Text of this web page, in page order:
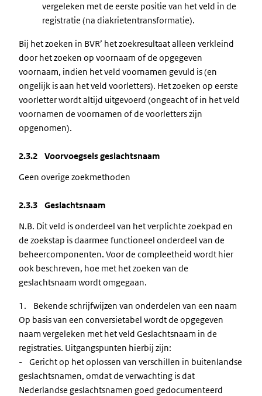
vergeleken met de eerste positie van het veld in de
registratie (na diakrietentransformatie).
Bij het zoeken in BVR’ het zoekresultaat alleen verkleind
door het zoeken op voornaam of de opgegeven
voornaam, indien het veld voornamen gevuld is (en
ongelijk is aan het veld voorletters). Het zoeken op eerste
voorletter wordt altijd uitgevoerd (ongeacht of in het veld
voornamen de voornamen of de voorletters zijn
opgenomen).
2.3.2 Voorvoegsels geslachtsnaam
Geen overige zoekmethoden
2.3.3 Geslachtsnaam
N.B. Dit veld is onderdeel van het verplichte zoekpad en
de zoekstap is daarmee functioneel onderdeel van de
beheercomponenten. Voor de compleetheid wordt hier
ook beschreven, hoe met het zoeken van de
geslachtsnaam wordt omgegaan.
1. Bekende schrijfwijzen van onderdelen van een naam
Op basis van een conversietabel wordt de opgegeven
naam vergeleken met het veld Geslachtsnaam in de
registraties. Uitgangspunten hierbij zijn:
- Gericht op het oplossen van verschillen in buitenlandse
geslachtsnamen, omdat de verwachting is dat
Nederlandse geslachtsnamen goed gedocumenteerd